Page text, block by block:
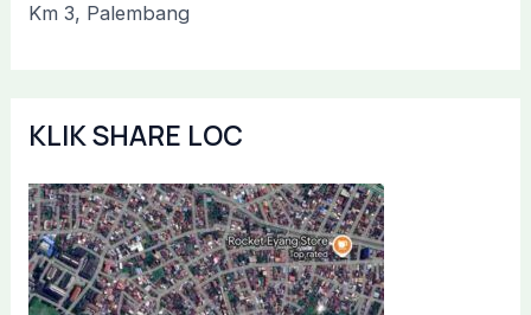
Km 3, Palembang
KLIK SHARE LOC